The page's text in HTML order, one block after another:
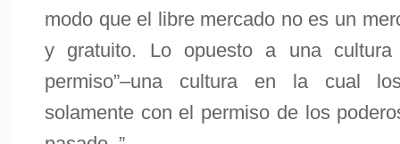
modo que el libre mercado no es un
y gratuito. Lo opuesto a una
permiso”–una cultura en la cual
solamente con el permiso de los